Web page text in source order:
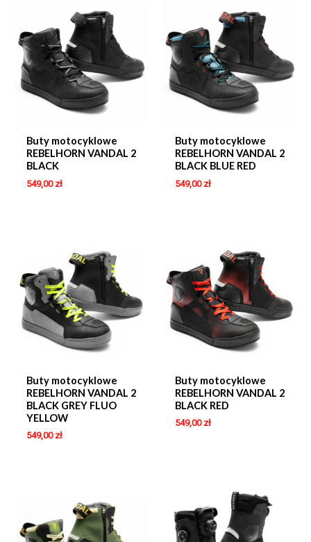
Buty motocyklowe
REBELHORN VANDAL 2
BLACK
549,00 zł
Buty motocyklowe
REBELHORN VANDAL 2
BLACK BLUE RED
549,00 zł
Buty motocyklowe
REBELHORN VANDAL 2
BLACK GREY FLUO
YELLOW
549,00 zł
Buty motocyklowe
REBELHORN VANDAL 2
BLACK RED
549,00 zł